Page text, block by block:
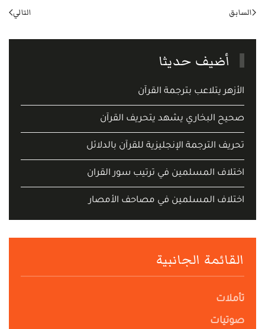
السابق التالي
أضيف حديثا
الأزهر يتلاعب بترجمة القرآن
صحيح البخاري يشهد يتحريف القرآن
تحريف الترجمة الإنجليزية للقرآن بالدلائل
اختلاف المسلمين في ترتيب سور القران
اختلاف المسلمين في مصاحف الأمصار
القائمة الجانبية
تأملات
صوتيات